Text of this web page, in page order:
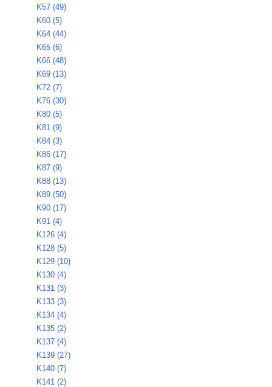
K57 (49)
K60 (5)
K64 (44)
K65 (6)
K66 (48)
K69 (13)
K72 (7)
K76 (30)
K80 (5)
K81 (9)
K84 (3)
K86 (17)
K87 (9)
K88 (13)
K89 (50)
K90 (17)
K91 (4)
K126 (4)
K128 (5)
K129 (10)
K130 (4)
K131 (3)
K133 (3)
K134 (4)
K135 (2)
K137 (4)
K139 (27)
K140 (7)
K141 (2)